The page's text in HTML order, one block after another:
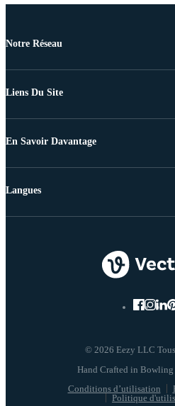
Notre Réseau
Liens Du Site
En Savoir Davantage
© 2026 Eezy LLC
Conditions d’utilisation
Politique
Langues